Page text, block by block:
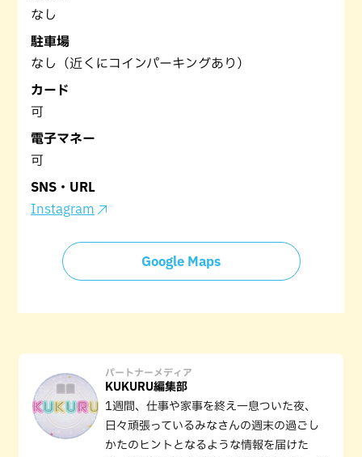
なし
駐車場
なし（近くにコインパーキングあり）
カード
可
電子マネー
可
SNS・URL
Instagram
Google Maps
パートナーメディア
KUKURU編集部
1週間、仕事や家事を終え一息ついた夜、
日々頑張っているみなさんの週末の過ごし
かたのヒントとなるような情報を届けた